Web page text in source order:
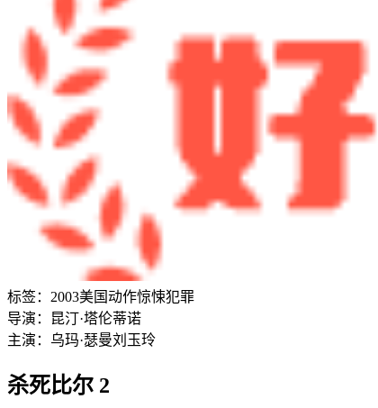
标签： 2003美国动作惊悚犯罪
导演：
昆汀·塔伦蒂诺
主演： 乌玛·瑟曼刘玉玲
杀死比尔 2